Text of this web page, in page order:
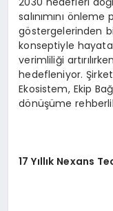
salınımını
göstergelerinden
konseptiyle
verimliliği
hedefleniyor.
Ekosistem, Ekip
dönüşüme
17 Yıllık Nexans